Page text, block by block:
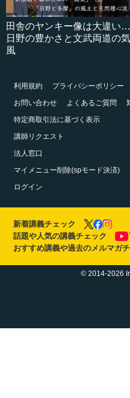
田舎のヤンキー像は大違い…
日野の豊かさと文武両道の気
風
利用規約
プライバシーポリシー
お問い合わせ
よくあるご質問
特定商取引法に基づく表示
講師リクエスト
法人窓口
マイメニュー削除(spモード決済)
ログイン
新着講義チェック
話題や人気の講義チェック
おすすめ講義や過去のメルマガ
© 2014-2026